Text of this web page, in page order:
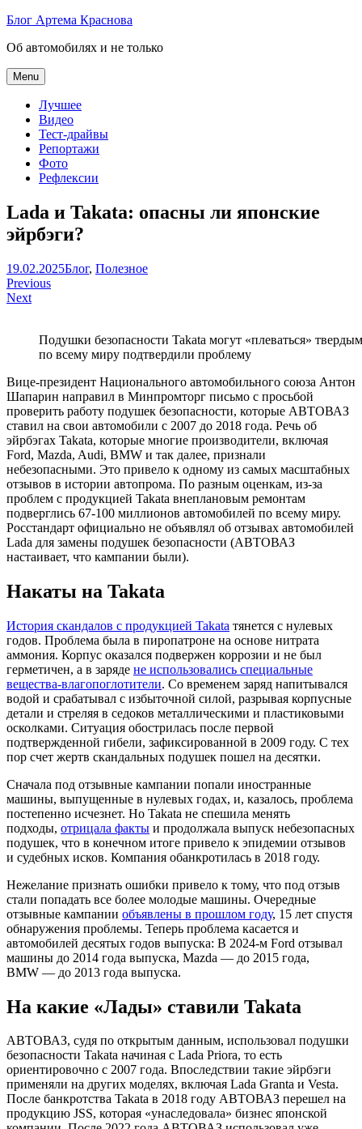
Skip
content
Блог Артема Краснова
Об автомобилях и не только
Menu
Лучшее
Видео
Тест-драйвы
Репортажи
Фото
Рефлексии
Lada и Takata: опасны ли японские
эйрбэги?
Артем
Краснов
19.02.2025Блог, Полезное
Навигация
по
Previous
Next
Подушки безопасности Takata могут «плеваться»
по всему миру подтвердили проблему
Вице-президент Национального автомобильного союза Антон
Шапарин направил в Минпромторг письмо с просьбой
проверить работу подушек безопасности, которые АВТОВАЗ
ставил на свои автомобили с 2007 до 2018 года. Речь об
эйрбэгах Takata, которые многие производители, включая
Ford, Mazda, Audi, BMW и так далее, признали
небезопасными. Это привело к одному из самых масштабных
отзывов в истории автопрома. По разным оценкам, из-за
проблем с продукцией Takata внеплановым ремонтам
подверглись 67-100 миллионов автомобилей по всему миру.
Росстандарт официально не объявлял об отзывах автомобилей
Lada для замены подушек безопасности (АВТОВАЗ
настаивает, что кампании были).
Накаты на Takata
История скандалов с продукцией Takata тянется с нулевых
годов. Проблема была в пиропатроне на основе нитрата
аммония. Корпус оказался подвержен коррозии и не был
герметичен, а в заряде не использовались специальные
вещества-влагопоглотители. Со временем заряд напитывался
водой и срабатывал с избыточной силой, разрывая корпусные
детали и стреляя в седоков металлическими и пластиковыми
осколками. Ситуация обострилась после первой
подтвержденной гибели, зафиксированной в 2009 году. С тех
пор счет жертв скандальных подушек пошел на десятки.
Сначала под отзывные кампании попали иностранные
машины, выпущенные в нулевых годах, и, казалось, проблема
постепенно исчезнет. Но Takata не спешила менять
подходы, отрицала факты и продолжала выпуск небезопасных
подушек, что в конечном итоге привело к эпидемии отзывов
и судебных исков. Компания обанкротилась в 2018 году.
Нежелание признать ошибки привело к тому, что под отзыв
стали попадать все более молодые машины. Очередные
отзывные кампании объявлены в прошлом году, 15 лет спустя
обнаружения проблемы. Теперь проблема касается и
автомобилей десятых годов выпуска: В 2024-м Ford отзывал
машины до 2014 года выпуска, Mazda — до 2015 года,
BMW — до 2013 года выпуска.
На какие «Лады» ставили Takata
АВТОВАЗ, судя по открытым данным, использовал подушки
безопасности Takata начиная с Lada Priora, то есть
ориентировочно с 2007 года. Впоследствии такие эйрбэги
применяли на других моделях, включая Lada Granta и Vesta.
После банкротства Takata в 2018 году АВТОВАЗ перешел на
продукцию JSS, которая «унаследовала» бизнес японской